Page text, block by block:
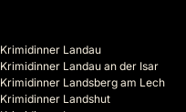
Krimidinner Landau
Krimidinner Landau an der Isar
Krimidinner Landsberg am Lech
Krimidinner Landshut